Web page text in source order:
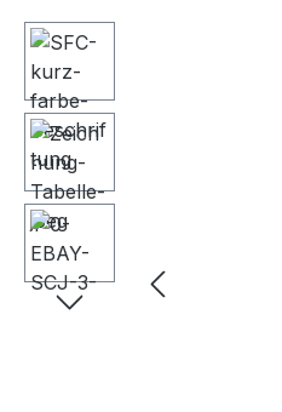
Bildergalerie überspringen